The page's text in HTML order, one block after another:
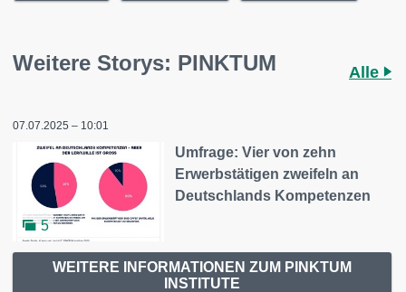
Weitere Storys: PINKTUM Alle
07.07.2025 – 10:01
5
Umfrage: Vier von zehn
Erwerbstätigen zweifeln an
Deutschlands Kompetenzen
WEITERE INFORMATIONEN ZUM PINKTUM
INSTITUTE